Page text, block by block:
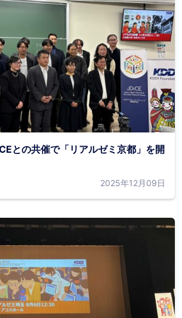
との共催で「リアルゼミ京都」を開
2025年12月09日